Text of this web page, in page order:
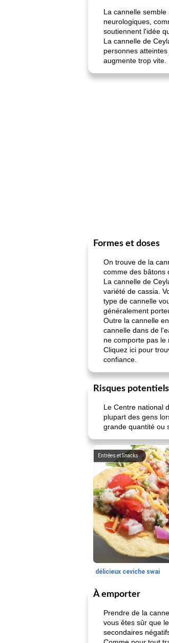
La cannelle
neurologiques,
soutiennent l'idée
La cannelle de
personnes
augmente trop vite.
Formes et doses
On trouve de la
comme des bâtons
La cannelle de
variété de cassia.
type de cannelle
généralement
Outre la cannelle
cannelle dans de
ne comporte pas le
Cliquez ici pour
confiance.
Risques potentiels
Le Centre national
plupart des gens
grande quantité ou
Entrées et Snacks
délicieux ceviche swai
À emporter
Prendre de la
vous êtes sûr que
secondaires